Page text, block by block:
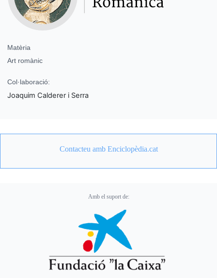
Matèria
Art romànic
Col·laboració:
Joaquim Calderer i Serra
Contacteu amb Enciclopèdia.cat
Amb el suport de: